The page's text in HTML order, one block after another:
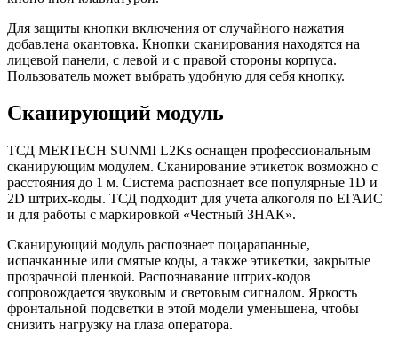
Для защиты кнопки включения от случайного нажатия
добавлена окантовка. Кнопки сканирования находятся на
лицевой панели, с левой и с правой стороны корпуса.
Пользователь может выбрать удобную для себя кнопку.
Сканирующий модуль
ТСД MERTECH SUNMI L2Ks оснащен профессиональным
сканирующим модулем. Сканирование этикеток возможно с
расстояния до 1 м. Система распознает все популярные 1D и
2D штрих-коды. ТСД подходит для учета алкоголя по ЕГАИС
и для работы с маркировкой «Честный ЗНАК».
Сканирующий модуль распознает поцарапанные,
испачканные или смятые коды, а также этикетки, закрытые
прозрачной пленкой. Распознавание штрих-кодов
сопровождается звуковым и световым сигналом. Яркость
фронтальной подсветки в этой модели уменьшена, чтобы
снизить нагрузку на глаза оператора.